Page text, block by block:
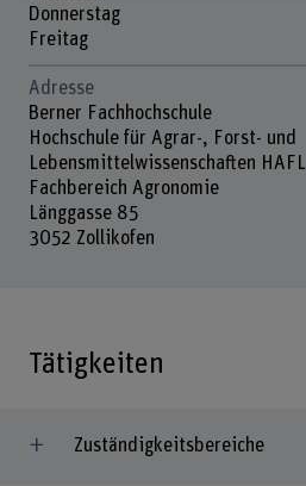
Donnerstag
Freitag
Adresse
Berner Fachhochschule
Hochschule für Agrar-, Forst- und
Lebensmittelwissenschaften HAFL
Fachbereich Agronomie
Länggasse 85
3052 Zollikofen
Tätigkeiten
Zuständigkeitsbereiche